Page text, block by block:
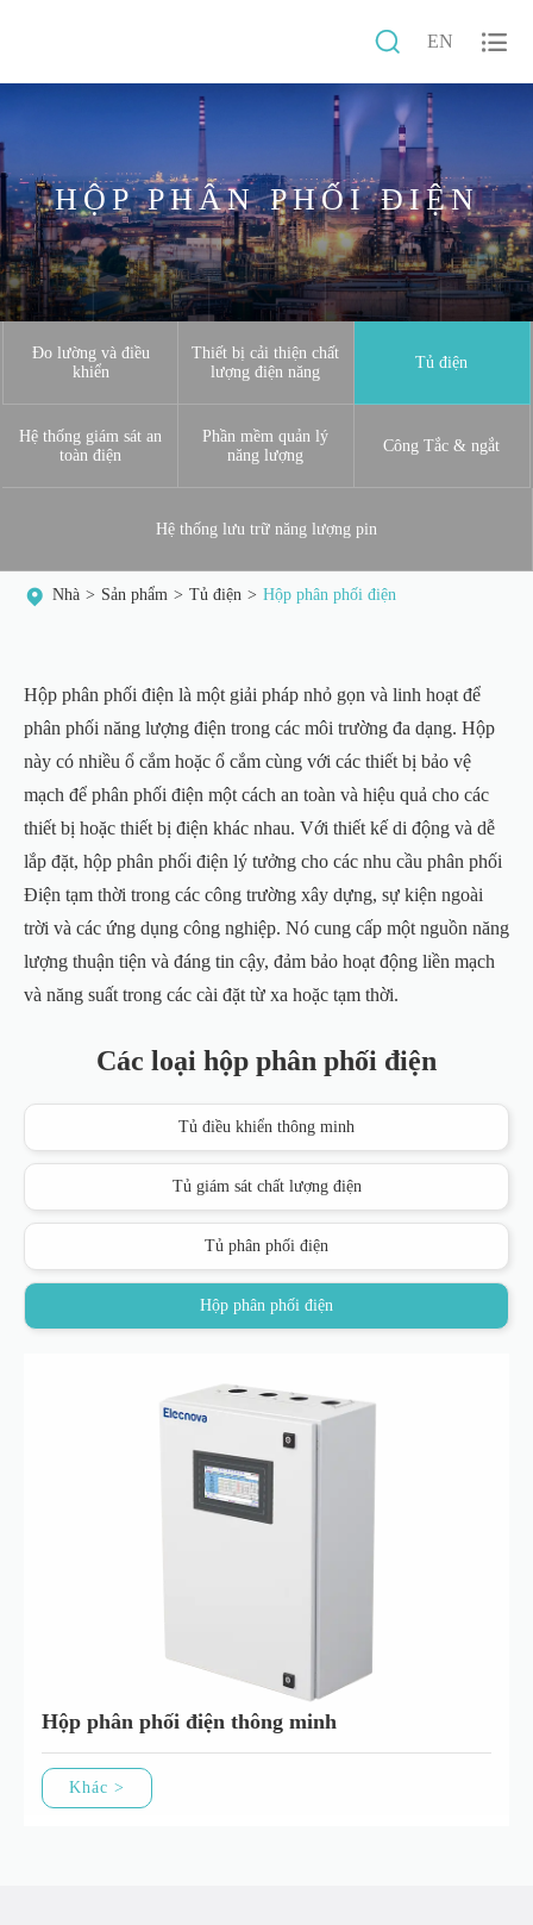
 EN 
HỘP PHÂN PHỐI ĐIỆN
Đo lường và điều
khiển
Thiết bị cải thiện chất
lượng điện năng
Tủ điện
Hệ thống giám sát an
toàn điện
Phần mềm quản lý
năng lượng
Công Tắc & ngắt
Hệ thống lưu trữ năng lượng pin
Nhà Sản phẩm Tủ điện Hộp phân phối điện
Hộp phân phối điện là một giải pháp nhỏ gọn và linh hoạt để
phân phối năng lượng điện trong các môi trường đa dạng. Hộp
này có nhiều ổ cắm hoặc ổ cắm cùng với các thiết bị bảo vệ
mạch để phân phối điện một cách an toàn và hiệu quả cho các
thiết bị hoặc thiết bị điện khác nhau. Với thiết kế di động và dễ
lắp đặt, hộp phân phối điện lý tưởng cho các nhu cầu phân phối
Điện tạm thời trong các công trường xây dựng, sự kiện ngoài
trời và các ứng dụng công nghiệp. Nó cung cấp một nguồn năng
lượng thuận tiện và đáng tin cậy, đảm bảo hoạt động liền mạch
và năng suất trong các cài đặt từ xa hoặc tạm thời.
Các loại hộp phân phối điện
Tủ điều khiển thông minh
Tủ giám sát chất lượng điện
Tủ phân phối điện
Hộp phân phối điện
Hộp phân phối điện thông minh
Khác >